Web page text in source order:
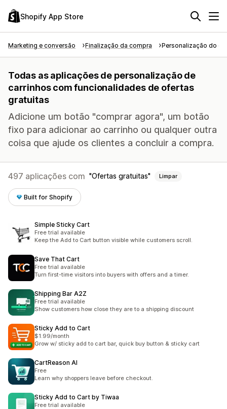
Shopify App Store
Marketing e conversão Finalização da compra Personalização do
Todas as aplicações de personalização de
carrinhos com funcionalidades de ofertas
gratuitas
Adicione um botão "comprar agora", um botão
fixo para adicionar ao carrinho ou qualquer outra
coisa que ajude os clientes a concluir a compra.
497 aplicações com Ofertas gratuitas Limpar
Built for Shopify
Simple Sticky Cart
Free trial available
Keep the Add to Cart button visible while customers scroll.
Save That Cart
Free trial available
Turn first-time visitors into buyers with offers and a timer.
Shipping Bar A2Z
Free trial available
Show customers how close they are to a shipping discount
Sticky Add to Cart
$1.99/month
Grow w/ sticky add to cart bar, quick buy button & sticky cart
CartReason AI
Free
Learn why shoppers leave before checkout.
Sticky Add to Cart by Tiwaa
Free trial available